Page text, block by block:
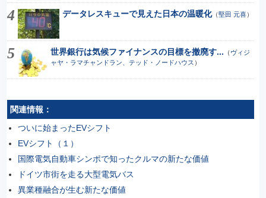
データレスキューで見えた日本の温暖化（堅田 元喜）
世界銀行は気候ファイナンスの目標を撤廃す... （ ヴィジ
ャヤ・ラマチャンドラン、テッド・ノードハウス ）
関連情報：
ついに始まったEVシフト
EVシフト（１）
国際電気自動車シンポで知ったクルマの新たな価値
ドイツ市街を走る大型電気バス
異業種融合が生む新たな価値